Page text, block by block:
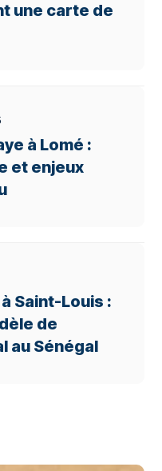
une carte de
à Lomé :
et enjeux
Saint-Louis :
de
au Sénégal